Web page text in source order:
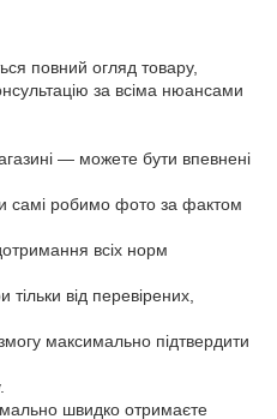
повний огляд товару,
за всіма нюансами
— можете бути впевнені
самі робимо фото за фактом
всіх норм
від перевірених,
максимально підтвердити
швидко отримаєте